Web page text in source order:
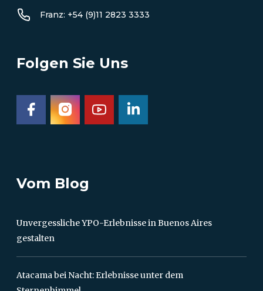
Franz: +54 (9)11 2823 3333
Folgen Sie Uns
Vom Blog
Unvergessliche YPO-Erlebnisse in Buenos Aires
gestalten
Atacama bei Nacht: Erlebnisse unter dem